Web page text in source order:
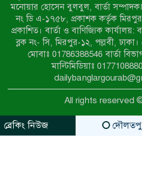
হিন্দু বৌদ্ধ খ্রিস্টান
নীলফামারী কমিটি
সদস্য সচিব
দরিয়ানগরে
নিহত: হত্যা
র‌্যাবের জালে
আদাচাকী
আয়োজনে ফুটবল
অনুষ্ঠিত
মনোয়ার হোসেন বুলবুল, বার্তা
নং ডি এ-১৭৫৮, প্রকাশক কর্তৃক মিরপুর
প্রকাশিত। বার্তা ও বাণিজ্যিক
ব্লক নং- সি, মিরপুর-১২, পল্লবী,
মোবাঃ 01786388546 বার্তা
মাল্টিমিডিয়াঃ
All rights reserved
ব্রেকিং নিউজ
দৌলতপুর